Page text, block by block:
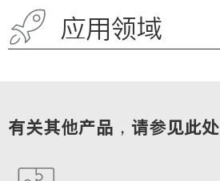
应用领域
有关其他产品，请参见此处